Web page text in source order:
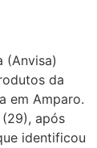
(Anvisa)
da
em Amparo.
após
identificou